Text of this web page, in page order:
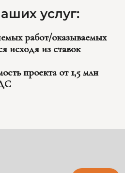
услуг:
работ/оказываемых
исходя из ставок
проекта от 1,5 млн